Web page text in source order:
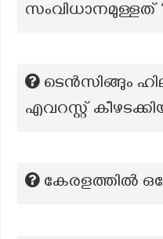
സംവിധാനമുള്ളത്‌
ടെൻസിങ്ങും
എവറസ്റ്റ്
കേരളത്തിൽ